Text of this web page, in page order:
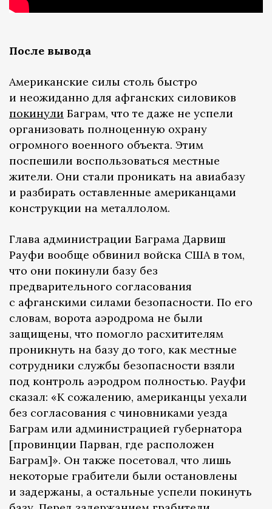
После вывода
Американские силы столь быстро
и неожиданно для афганских силовиков
покинули Баграм, что те даже не успели
организовать полноценную охрану
огромного военного объекта. Этим
поспешили воспользоваться местные
жители. Они стали проникать на авиабазу
и разбирать оставленные американцами
конструкции на металлолом.
Глава администрации Баграма Дарвиш
Рауфи вообще обвинил войска США в том,
что они покинули базу без
предварительного согласования
с афганскими силами безопасности. По его
словам, ворота аэродрома не были
защищены, что помогло расхитителям
проникнуть на базу до того, как местные
сотрудники службы безопасности взяли
под контроль аэродром полностью. Рауфи
сказал: «К сожалению, американцы уехали
без согласования с чиновниками уезда
Баграм или администрацией губернатора
[провинции Парван, где расположен
Баграм]». Он также посетовал, что лишь
некоторые грабители были остановлены
и задержаны, а остальные успели покинуть